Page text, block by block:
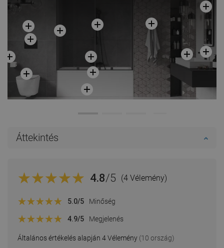
Áttekintés
4.8/5 (4 Vélemény)
Általános értékelés alapján 4 Vélemény (10 ország)
5.0/5 Minőség
4.9/5 Megjelenés